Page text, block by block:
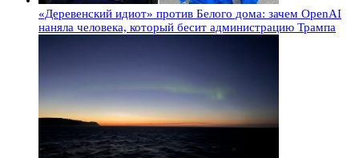
«Деревенский идиот» против Белого дома: зачем OpenAI
наняла человека, который бесит администрацию Трампа